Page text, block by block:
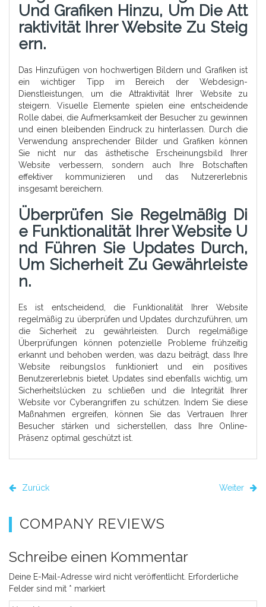
Und Grafiken Hinzu, Um Die Att
Raktivität Ihrer Website Zu Steig
Ern.
Das Hinzufügen von hochwertigen Bildern und Grafiken ist
ein wichtiger Tipp im Bereich der Webdesign-
Dienstleistungen, um die Attraktivität Ihrer Website zu
steigern. Visuelle Elemente spielen eine entscheidende
Rolle dabei, die Aufmerksamkeit der Besucher zu gewinnen
und einen bleibenden Eindruck zu hinterlassen. Durch die
Verwendung ansprechender Bilder und Grafiken können
Sie nicht nur das ästhetische Erscheinungsbild Ihrer
Website verbessern, sondern auch Ihre Botschaften
effektiver kommunizieren und das Nutzererlebnis
insgesamt bereichern.
Überprüfen Sie Regelmäßig Di
E Funktionalität Ihrer Website U
Nd Führen Sie Updates Durch,
Um Sicherheit Zu Gewährleiste
N.
Es ist entscheidend, die Funktionalität Ihrer Website
regelmäßig zu überprüfen und Updates durchzuführen, um
die Sicherheit zu gewährleisten. Durch regelmäßige
Überprüfungen können potenzielle Probleme frühzeitig
erkannt und behoben werden, was dazu beiträgt, dass Ihre
Website reibungslos funktioniert und ein positives
Benutzererlebnis bietet. Updates sind ebenfalls wichtig, um
Sicherheitslücken zu schließen und die Integrität Ihrer
Website vor Cyberangriffen zu schützen. Indem Sie diese
Maßnahmen ergreifen, können Sie das Vertrauen Ihrer
Besucher stärken und sicherstellen, dass Ihre Online-
Präsenz optimal geschützt ist.
Zurück Weiter
COMPANY REVIEWS
Schreibe einen Kommentar
Deine E-Mail-Adresse wird nicht veröffentlicht. Erforderliche
Felder sind mit * markiert